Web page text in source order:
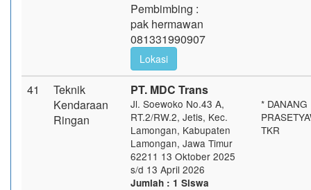
Pembimbing :
pak hermawan
081331990907
Lokasi
41
Teknik
Kendaraan
Ringan
PT. MDC Trans
Jl. Soewoko No.43 A,
RT.2/RW.2, Jetis, Kec.
Lamongan, Kabupaten
Lamongan, Jawa Timur
62211 13 Oktober 2025
s/d 13 April 2026
Jumlah : 1 Siswa
* DANANG
TKR